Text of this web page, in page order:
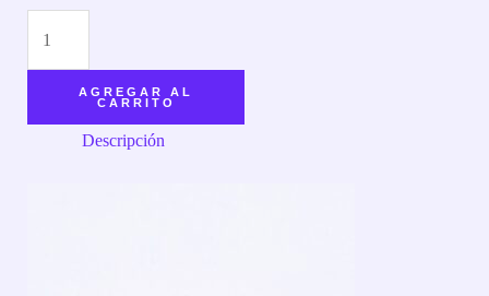
AGREGAR AL
CARRITO
Descripción